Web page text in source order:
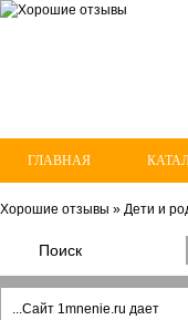
ГЛАВНАЯ
Хорошие отзывы » Дети и
...Сайт 1mnenie.ru дает